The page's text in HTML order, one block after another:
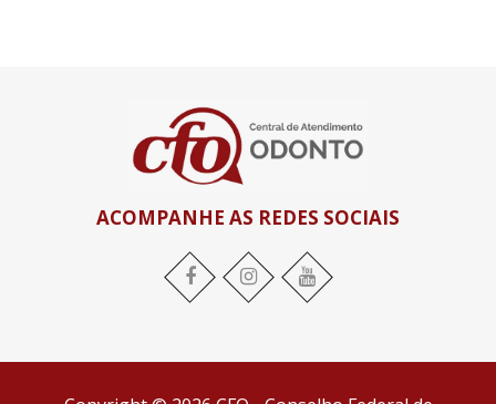
ACOMPANHE AS REDES SOCIAIS
Facebook Instagram YouTube